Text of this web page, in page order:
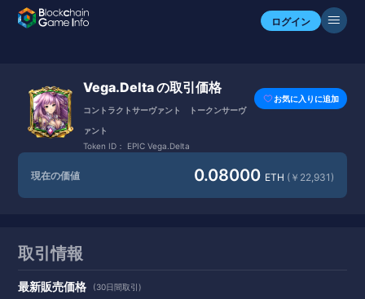
ログイン
Vega.Delta の取引価格
コントラクトサーヴァント トークンサーヴ
ァント
Token ID：
EPIC Vega.Delta
現在の価値 0.08000 ETH (￥22,931)
お気に入りに追加
取引情報
最新販売価格 (30日間取引)